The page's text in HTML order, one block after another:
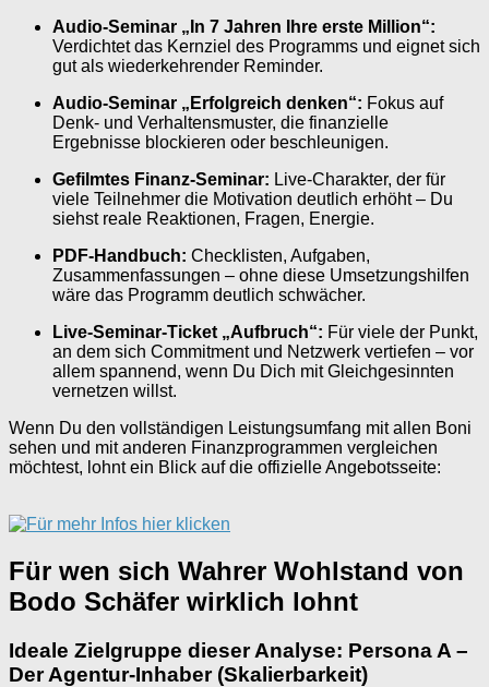
Audio-Seminar „In 7 Jahren Ihre erste Million“:
Verdichtet das Kernziel des Programms und eignet sich
gut als wiederkehrender Reminder.
Audio-Seminar „Erfolgreich denken“: Fokus auf
Denk- und Verhaltensmuster, die finanzielle
Ergebnisse blockieren oder beschleunigen.
Gefilmtes Finanz-Seminar: Live-Charakter, der für
viele Teilnehmer die Motivation deutlich erhöht – Du
siehst reale Reaktionen, Fragen, Energie.
PDF-Handbuch: Checklisten, Aufgaben,
Zusammenfassungen – ohne diese Umsetzungshilfen
wäre das Programm deutlich schwächer.
Live-Seminar-Ticket „Aufbruch“: Für viele der Punkt,
an dem sich Commitment und Netzwerk vertiefen – vor
allem spannend, wenn Du Dich mit Gleichgesinnten
vernetzen willst.
Wenn Du den vollständigen Leistungsumfang mit allen Boni
sehen und mit anderen Finanzprogrammen vergleichen
möchtest, lohnt ein Blick auf die offizielle Angebotsseite:
Für wen sich Wahrer Wohlstand von
Bodo Schäfer wirklich lohnt
Ideale Zielgruppe dieser Analyse: Persona A –
Der Agentur-Inhaber (Skalierbarkeit)